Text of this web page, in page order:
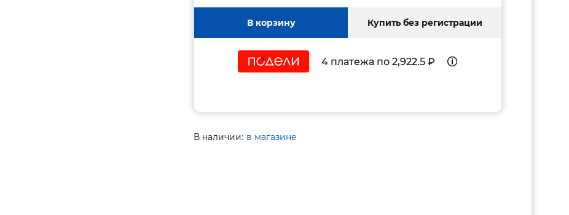
В корзину Купить без регистрации
4 платежа по 2,922.5 ₽
В наличии: в магазине